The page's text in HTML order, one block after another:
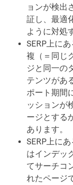
ョンが検出
証し、最適
ように対処
SERP上に
複（＝同じ
ジと同一の
テンツがあ
ポート期間
ッションが
ージとする
あります。
SERP上に
はインデッ
てサーチコ
れたページ